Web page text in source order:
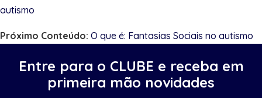
autismo
Próximo Conteúdo: O que é: Fantasias Sociais no autismo
Entre para o CLUBE e receba em
primeira mão novidades